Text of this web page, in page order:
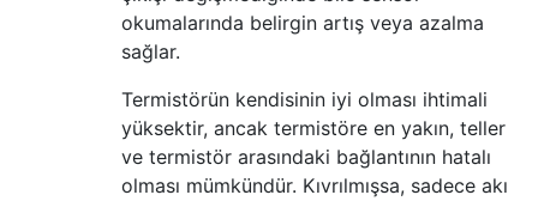
okumalarında belirgin artış veya azalma
sağlar.
Termistörün kendisinin iyi olması ihtimali
yüksektir, ancak termistöre en yakın, teller
ve termistör arasındaki bağlantının hatalı
olması mümkündür. Kıvrılmışsa, sadece akı